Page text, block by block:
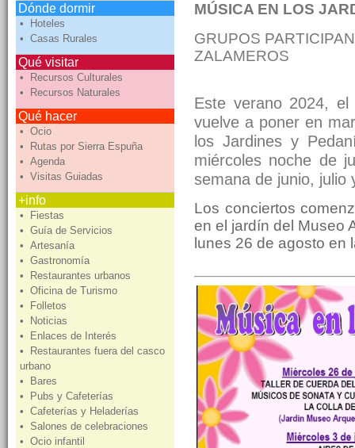
Dónde dormir
• Hoteles
• Casas Rurales
Qué visitar
• Recursos Culturales
• Recursos Naturales
Qué hacer
• Ocio
• Rutas por Sierra Espuña
• Agenda
• Visitas Guiadas
+info
• Fiestas
• Guía de Servicios
• Artesanía
• Gastronomía
• Restaurantes urbanos
• Oficina de Turismo
• Folletos
• Noticias
• Enlaces de Interés
• Restaurantes fuera del casco
urbano
• Bares
• Pubs y Cafeterías
• Cafeterías y Heladerías
• Salones de celebraciones
• Ocio infantil
MÚSICA EN LOS
GRUPOS
ZALAMEROS
Este verano 2024,
vuelve a poner en
los Jardines y
miércoles noche de
semana de junio,
Los conciertos
en el jardín del Museo
lunes 26 de agosto